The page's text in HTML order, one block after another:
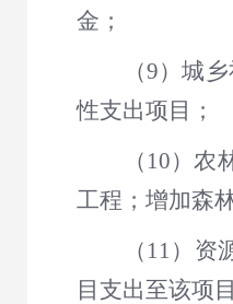
金；
（9）城
性支出项目；
（10）
工程；增加森
（11）
目支出至该项